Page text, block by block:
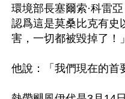
環境部長塞爾索·科雷
認爲這是莫桑比克有史
害，一切都被毀掉了！」
他說：「我們現在的首